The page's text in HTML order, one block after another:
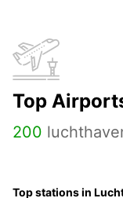
Top
200
Top stations in